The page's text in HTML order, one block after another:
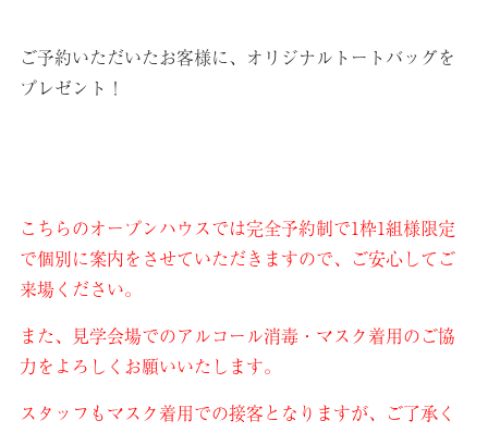
ご予約いただいたお客様に、オリジナルトートバッグを
プレゼント！
こちらのオープンハウスでは完全予約制で1枠1組様限定
で個別に案内をさせていただきますので、ご安心してご
来場ください。
また、見学会場でのアルコール消毒・マスク着用のご協
力をよろしくお願いいたします。
スタッフもマスク着用での接客となりますが、ご了承く